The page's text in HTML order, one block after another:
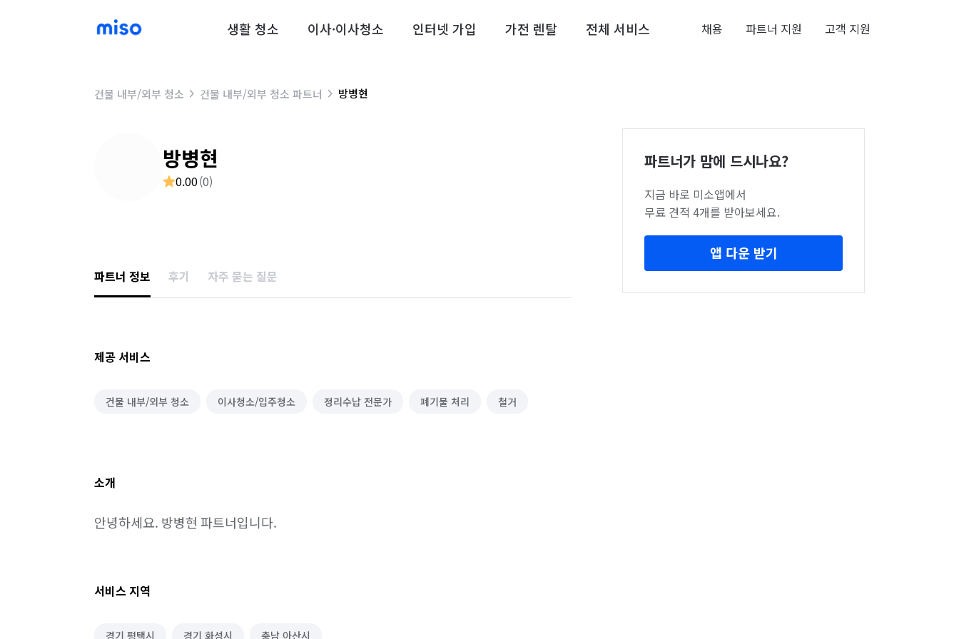
생활 청소 이사·이사청소 인터넷 가입 가전 렌탈 전체 서비스 채용 파트너 지원 고객 지원
건물 내부/외부 청소 건물 내부/외부 청소 파트너 방병현
방병현
0.00(0)
파트너 정보 후기 자주 묻는 질문
제공 서비스
건물 내부/외부 청소 이사청소/입주청소 정리수납 전문가 폐기물 처리 철거
소개
안녕하세요. 방병현 파트너입니다.
서비스 지역
경기 평택시 경기 화성시 충남 아산시
파트너가 맘에 드시나요?
지금 바로 미소앱에서
무료 견적 4개를 받아보세요.
앱 다운 받기